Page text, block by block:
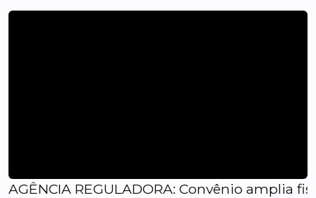
AGÊNCIA REGULADORA: Convênio amplia